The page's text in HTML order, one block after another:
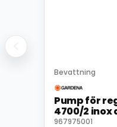
Bevattning
Pump för
4700/2 inox
967975001